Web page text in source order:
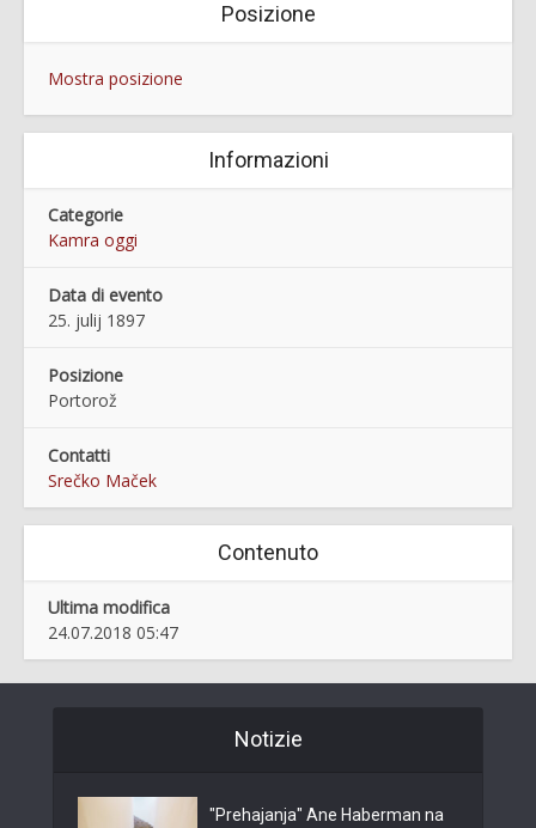
Posizione
Mostra posizione
Informazioni
Categorie
Kamra oggi
Data di evento
25. julij 1897
Posizione
Portorož
Contatti
Srečko Maček
Contenuto
Ultima modifica
24.07.2018 05:47
Notizie
"Prehajanja" Ane Haberman na